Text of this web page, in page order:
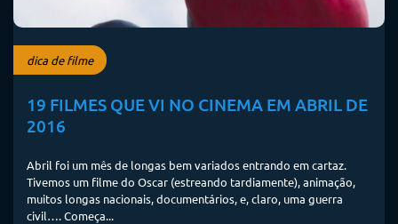
dica de filme
19 FILMES QUE VI NO CINEMA EM ABRIL DE
2016
Abril foi um mês de longas bem variados entrando em cartaz.
Tivemos um filme do Oscar (estreando tardiamente), animação,
muitos longas nacionais, documentários, e, claro, uma guerra
civil…. Começa...